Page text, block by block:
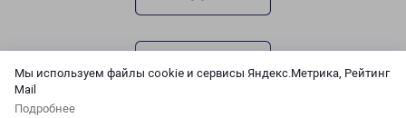
Мы используем файлы cookie и сервисы Яндекс.Метрика, Рейтинг
Mail
Подробнее